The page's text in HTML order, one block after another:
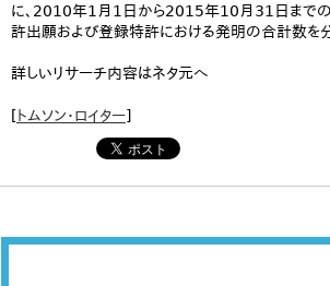
に、2010年1月1日から2015年10月31日まで
許出願および登録特許における発明の合計数を分
詳しいリサーチ内容はネタ元へ
[トムソン・ロイター]